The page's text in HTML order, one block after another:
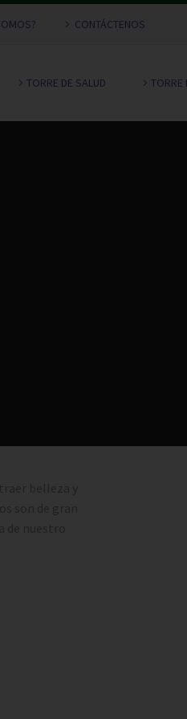
CONTÁCTENOS
TORRE DE SALUD TORRE
belleza y
son de gran
nuestro